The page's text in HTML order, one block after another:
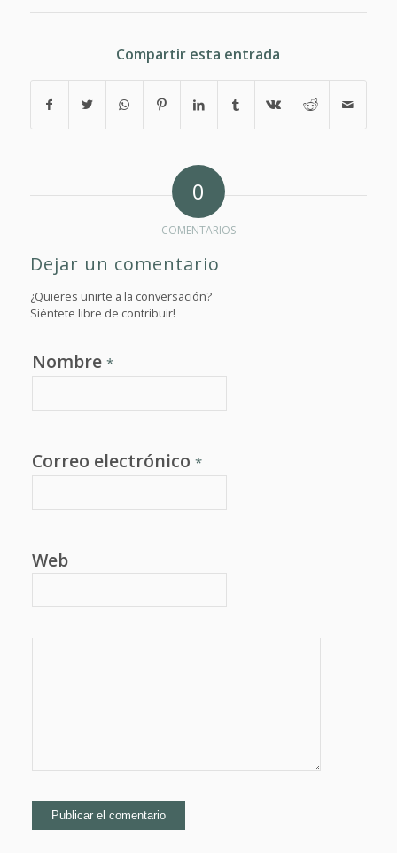
Compartir esta entrada
0
COMENTARIOS
Dejar un comentario
¿Quieres unirte a la conversación?
Siéntete libre de contribuir!
Nombre *
Correo electrónico *
Web